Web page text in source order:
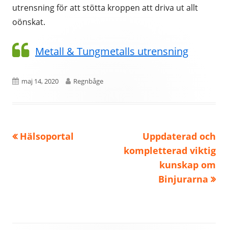
utrensning för att stötta kroppen att driva ut allt
oönskat.
Metall & Tungmetalls utrensning
Publicerat
maj 14, 2020 Författare
Regnbåge
Inläggsnavigering
Föregående
Hälsoportal
Nästa
artikel:
Uppdaterad och
kompletterad viktig
kunskap om
Binjurarna